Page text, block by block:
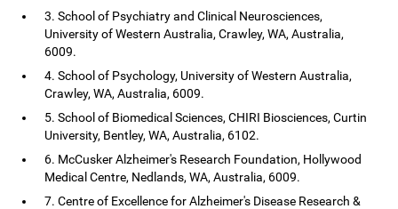
3. School of Psychiatry and Clinical Neurosciences,
University of Western Australia, Crawley, WA, Australia,
6009.
4. School of Psychology, University of Western Australia,
Crawley, WA, Australia, 6009.
5. School of Biomedical Sciences, CHIRI Biosciences, Curtin
University, Bentley, WA, Australia, 6102.
6. McCusker Alzheimer's Research Foundation, Hollywood
Medical Centre, Nedlands, WA, Australia, 6009.
7. Centre of Excellence for Alzheimer's Disease Research &